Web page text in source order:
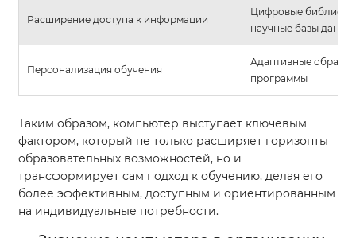
Расширение доступа к информации
Цифровые
научные базы
Персонализация обучения
Адаптивные
программы
Таким образом, компьютер выступает ключевым
фактором, который не только расширяет горизонты
образовательных возможностей, но и
трансформирует сам подход к обучению, делая его
более эффективным, доступным и ориентированным
на индивидуальные потребности.